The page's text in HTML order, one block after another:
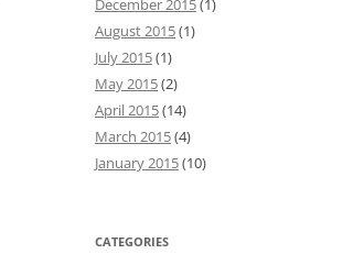
December 2015(1)
August 2015(1)
July 2015(1)
May 2015(2)
April 2015(14)
March 2015(4)
January 2015(10)
CATEGORIES